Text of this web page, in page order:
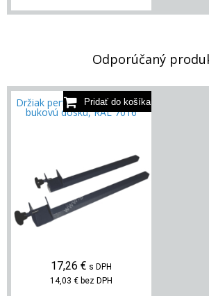
Odporúčaný
Držiak perforovanej steny na
bukovú dosku, RAL 7016
17,26 € s DPH
14,03 € bez DPH